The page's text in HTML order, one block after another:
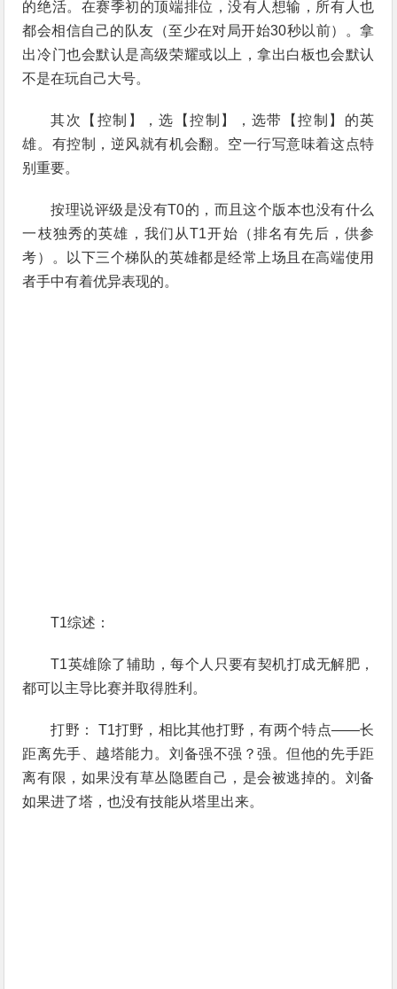
的绝活。在赛季初的顶端排位，没有人想输，所有人也
都会相信自己的队友（至少在对局开始30秒以前）。拿
出冷门也会默认是高级荣耀或以上，拿出白板也会默认
不是在玩自己大号。
其次【控制】，选【控制】，选带【控制】的英
雄。有控制，逆风就有机会翻。空一行写意味着这点特
别重要。
按理说评级是没有T0的，而且这个版本也没有什么
一枝独秀的英雄，我们从T1开始（排名有先后，供参
考）。以下三个梯队的英雄都是经常上场且在高端使用
者手中有着优异表现的。
T1综述：
T1英雄除了辅助，每个人只要有契机打成无解肥，
都可以主导比赛并取得胜利。
打野： T1打野，相比其他打野，有两个特点——长
距离先手、越塔能力。刘备强不强？强。但他的先手距
离有限，如果没有草丛隐匿自己，是会被逃掉的。刘备
如果进了塔，也没有技能从塔里出来。